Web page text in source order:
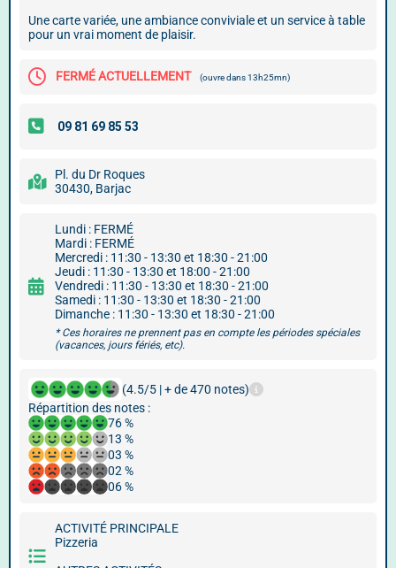
Une carte variée, une ambiance conviviale et un service à table
pour un vrai moment de plaisir.
FERMÉ ACTUELLEMENT (ouvre dans 13h25mn)
Pl. du Dr Roques
30430, Barjac
Lundi : FERMÉ
Mardi : FERMÉ
Mercredi : 11:30 - 13:30 et 18:30 - 21:00
Jeudi : 11:30 - 13:30 et 18:00 - 21:00
Vendredi : 11:30 - 13:30 et 18:30 - 21:00
Samedi : 11:30 - 13:30 et 18:30 - 21:00
Dimanche : 11:30 - 13:30 et 18:30 - 21:00
* Ces horaires ne prennent pas en compte les périodes spéciales
(vacances, jours fériés, etc).
(4.5/5 | + de 470 notes)
Répartition des notes :
76 %
13 %
03 %
02 %
06 %
ACTIVITÉ PRINCIPALE
Pizzeria